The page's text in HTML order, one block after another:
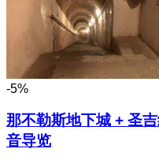
-5%
那不勒斯地下城 + 圣
音导览